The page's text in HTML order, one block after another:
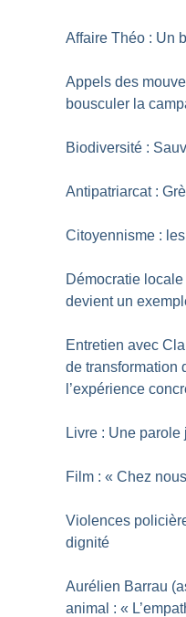
Affaire Théo : Un
Appels des
bousculer la
Biodiversité :
Antipatriarcat :
Citoyennisme :
Démocratie
devient un
Entretien avec
de transformation
l’expérience
Livre : Une
Film : « Chez nous
Violences
dignité
Aurélien Barrau
animal : «